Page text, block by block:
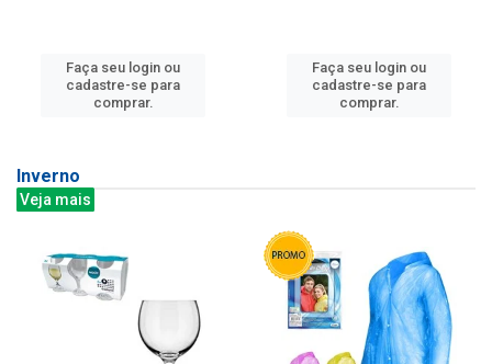
Faça seu login ou
cadastre-se para
comprar.
Faça seu login ou
cadastre-se para
comprar.
Inverno
Veja mais